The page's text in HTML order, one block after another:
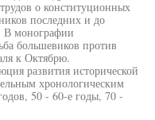
о конституционных
последних и до
В монографии
большевиков против
к Октябрю.
развития исторической
хронологическим
50 - 60-е годы, 70 -